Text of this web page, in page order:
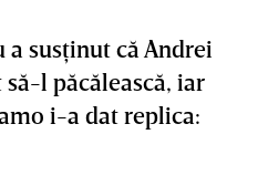
susţinut că Andrei
l păcălească, iar
i-a dat replica: